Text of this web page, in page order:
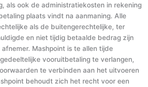
als ook de administratiekosten in rekening
plaats vindt na aanmaning. Alle
als de buitengerechtelijke, ter
en niet tijdig betaalde bedrag zijn
Mashpoint is te allen tijde
vooruitbetaling te verlangen,
te verbinden aan het uitvoeren
behoudt zich het recht voor een